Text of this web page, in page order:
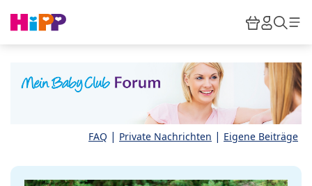
HiPP
FAQ | Private Nachrichten | Eigene Beiträge